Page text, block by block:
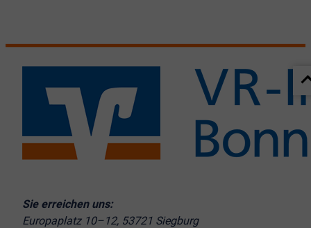
Sie erreichen uns:
Europaplatz 10–12, 53721 Siegburg